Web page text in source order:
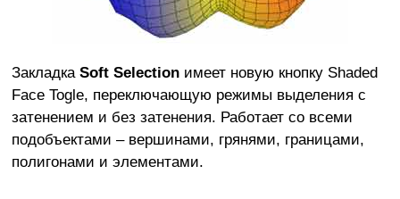
Закладка Soft Selectionимеет новую кнопку Shaded
Face Togle, переключающую режимы выделения с
затенением и без затенения. Работает со всеми
подобъектами – вершинами, грянями, границами,
полигонами и элементами.